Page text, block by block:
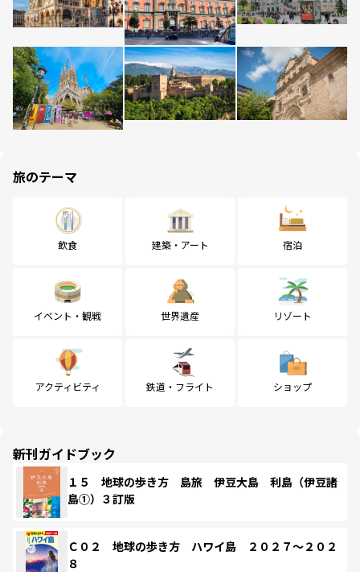
旅のテーマ
飲食 建築・アート 宿泊
イベント・観戦 世界遺産 リゾート
アクティビティ 鉄道・フライト ショップ
新刊ガイドブック
１５ 地球の歩き方 島旅 伊豆大島 利島（伊豆諸
島①）３訂版
Ｃ０２ 地球の歩き方 ハワイ島 ２０２７～２０２
８